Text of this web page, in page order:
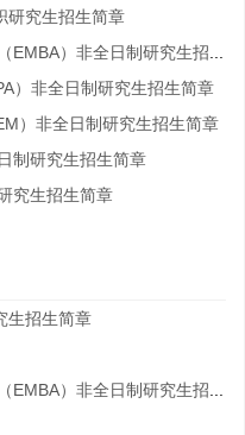
研究生招生简章
）非全日制研究生招生简章
）非全日制研究生招生简章
制研究生招生简章
究生招生简章
生招生简章